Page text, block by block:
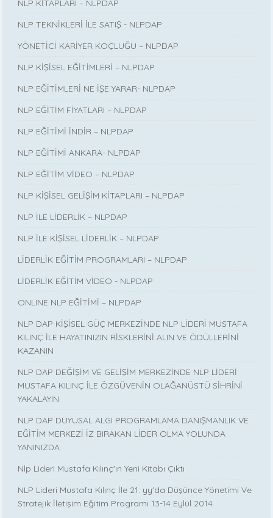
NLP KİTAPLARI – NLPDAP
NLP TEKNİKLERİ İLE SATIŞ - NLPDAP
YÖNETİCİ KARİYER KOÇLUĞU – NLPDAP
NLP KİŞİSEL EĞİTİMLERİ – NLPDAP
NLP EĞİTİMLERİ NE İŞE YARAR- NLPDAP
NLP EĞİTİM FİYATLARI – NLPDAP
NLP EĞİTİMİ İNDİR – NLPDAP
NLP EĞİTİMİ ANKARA- NLPDAP
NLP EĞİTİM VİDEO – NLPDAP
NLP KİŞİSEL GELİŞİM KİTAPLARI – NLPDAP
NLP İLE LİDERLİK – NLPDAP
NLP İLE KİŞİSEL LİDERLİK – NLPDAP
LİDERLİK EĞİTİM PROGRAMLARI – NLPDAP
LİDERLİK EĞİTİM VİDEO - NLPDAP
ONLINE NLP EĞİTİMİ – NLPDAP
NLP DAP KİŞİSEL GÜÇ MERKEZİNDE NLP LİDERİ MUSTAFA
KILINÇ İLE HAYATINIZIN RİSKLERİNİ ALIN VE ÖDÜLLERİNİ
KAZANIN
NLP DAP DEĞİŞİM VE GELİŞİM MERKEZİNDE NLP LİDERİ
MUSTAFA KILINÇ İLE ÖZGÜVENİN OLAĞANÜSTÜ SİHRİNİ
YAKALAYIN
NLP DAP DUYUSAL ALGI PROGRAMLAMA DANIŞMANLIK VE
EĞİTİM MERKEZİ İZ BIRAKAN LİDER OLMA YOLUNDA
YANINIZDA
Nlp Lideri Mustafa Kılınç'ın Yeni Kitabı Çıktı
NLP Lideri Mustafa Kılınç İle 21. yy'da Düşünce Yönetimi Ve
Stratejik İletişim Eğitim Programı 13-14 Eylül 2014